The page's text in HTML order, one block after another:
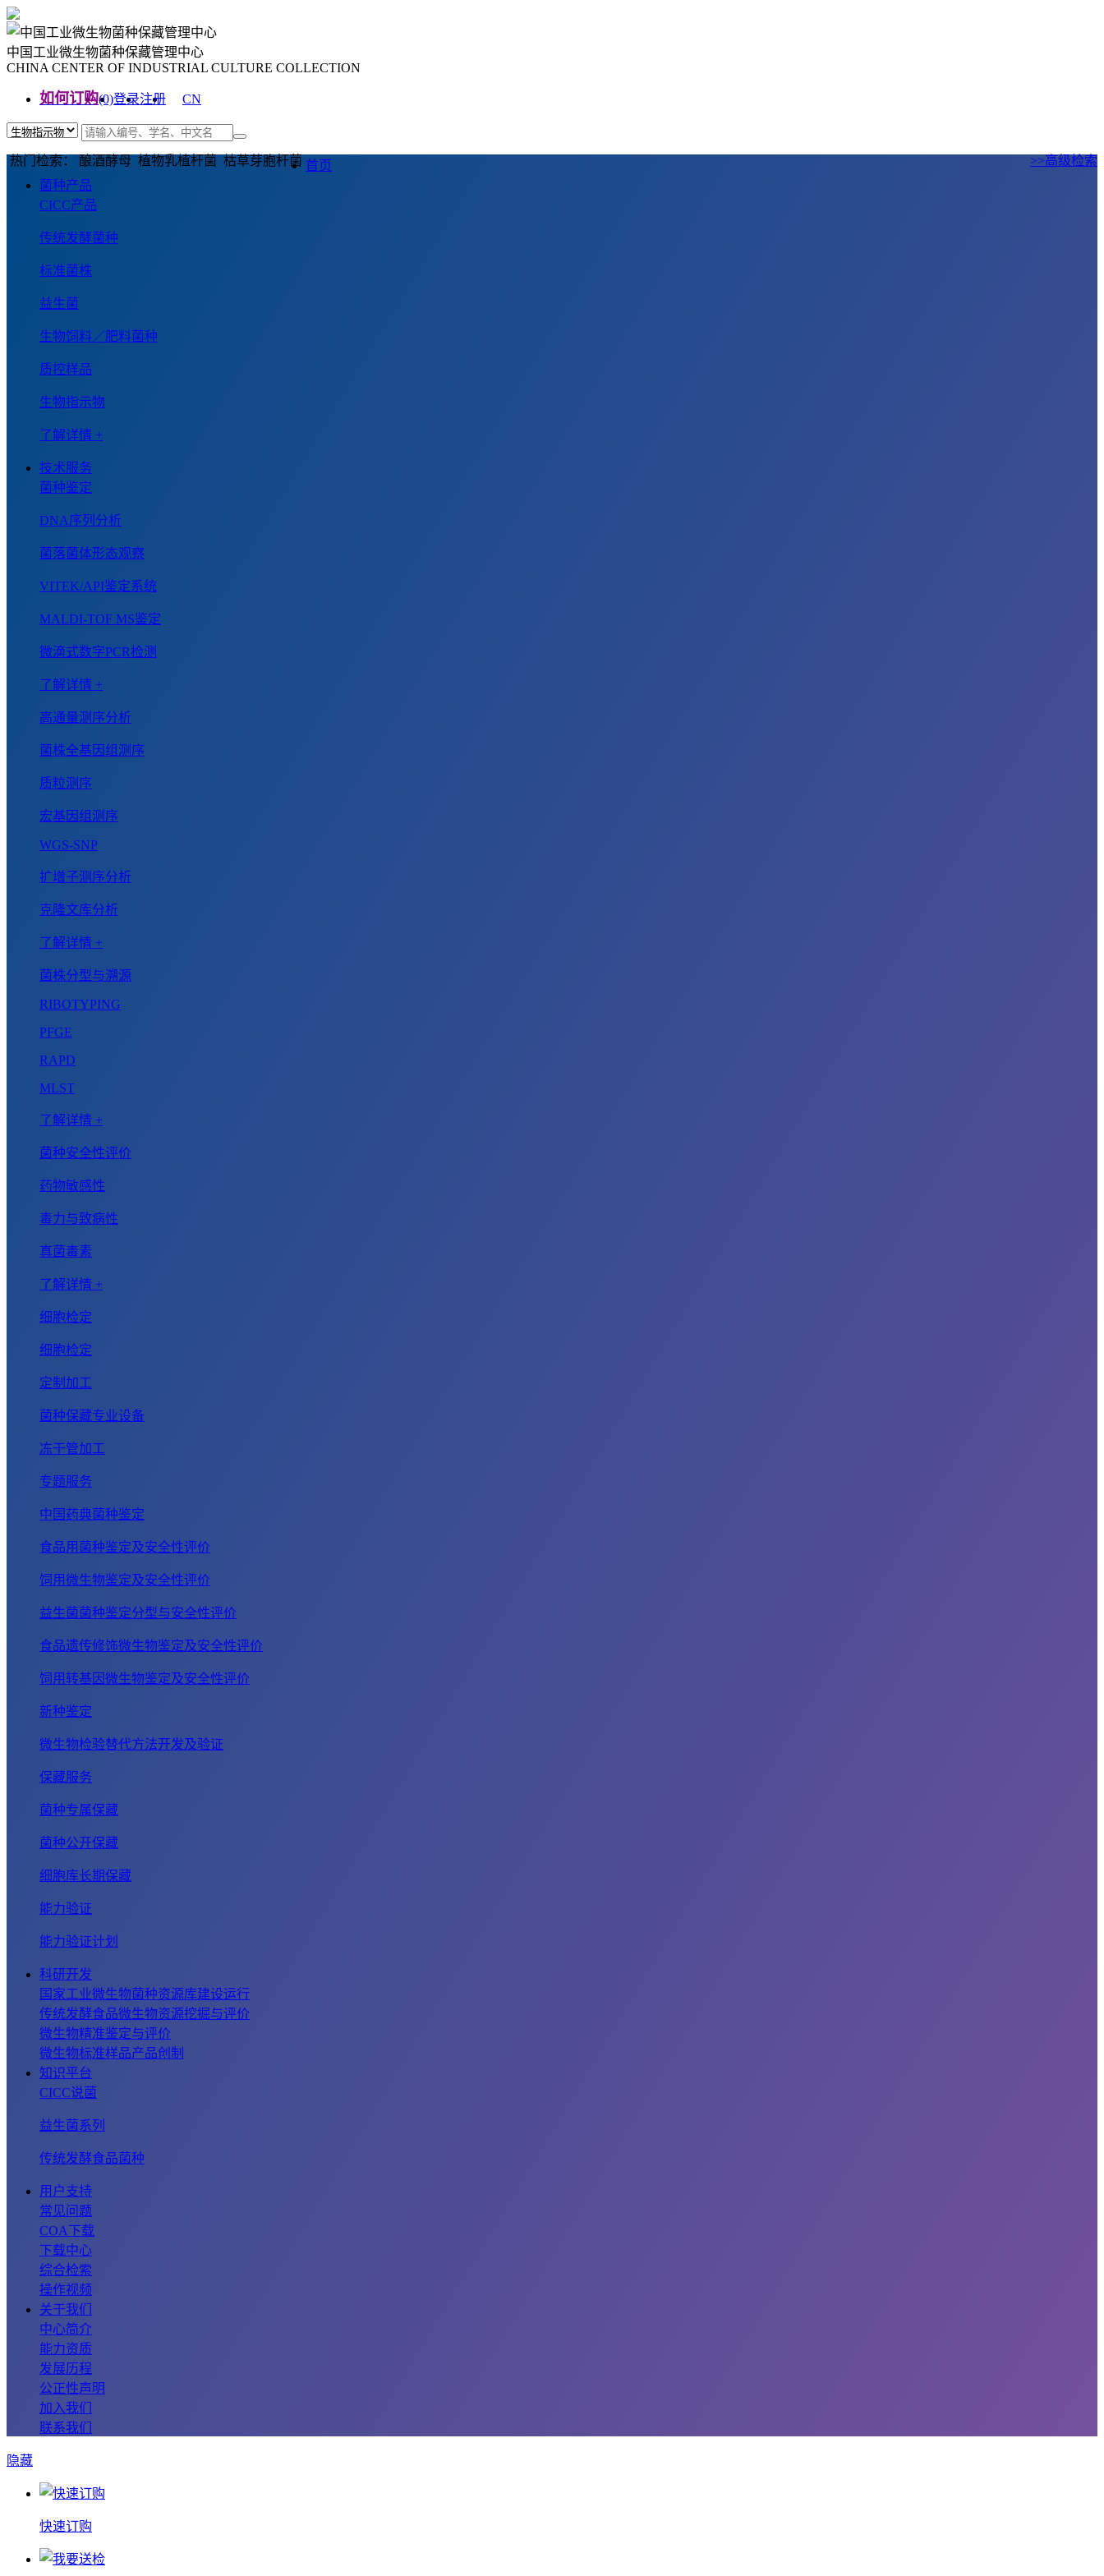
中国工业微生物菌种保藏管理中心
CHINA CENTER OF INDUSTRIAL CULTURE COLLECTION
如何订购(0)登录注册
CN
热门检索： 酿酒酵母 植物乳植杆菌 枯草芽胞杆菌 >>高级检索
首页
菌种产品
CICC产品
传统发酵菌种
标准菌株
益生菌
生物饲料／肥料菌种
质控样品
生物指示物
了解详情 +
技术服务
菌种鉴定
DNA序列分析
菌落菌体形态观察
VITEK/API鉴定系统
MALDI-TOF MS鉴定
微滴式数字PCR检测
了解详情 +
高通量测序分析
菌株全基因组测序
质粒测序
宏基因组测序
WGS-SNP
扩增子测序分析
克隆文库分析
了解详情 +
菌株分型与溯源
RIBOTYPING
PFGE
RAPD
MLST
了解详情 +
菌种安全性评价
药物敏感性
毒力与致病性
真菌毒素
了解详情 +
细胞检定
细胞检定
定制加工
菌种保藏专业设备
冻干管加工
专题服务
中国药典菌种鉴定
食品用菌种鉴定及安全性评价
饲用微生物鉴定及安全性评价
益生菌菌种鉴定分型与安全性评价
食品遗传修饰微生物鉴定及安全性评价
饲用转基因微生物鉴定及安全性评价
新种鉴定
微生物检验替代方法开发及验证
保藏服务
菌种专属保藏
菌种公开保藏
细胞库长期保藏
能力验证
能力验证计划
科研开发
国家工业微生物菌种资源库建设运行
传统发酵食品微生物资源挖掘与评价
微生物精准鉴定与评价
微生物标准样品产品创制
知识平台
CICC说菌
益生菌系列
传统发酵食品菌种
用户支持
常见问题
COA下载
下载中心
综合检索
操作视频
关于我们
中心简介
能力资质
发展历程
公正性声明
加入我们
联系我们
隐藏
快速订购